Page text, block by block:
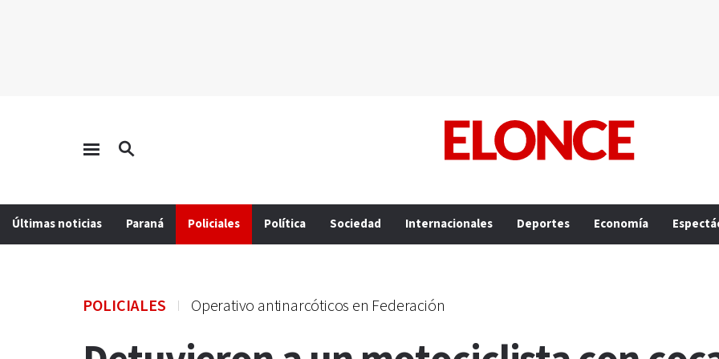
Últimas noticias Paraná Policiales Política Sociedad Internacionales Deportes Economía
POLICIALES Operativo antinarcóticos en Federación